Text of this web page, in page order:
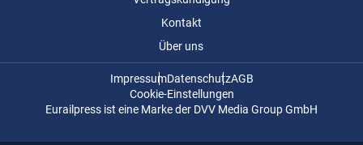
Kontakt
Über uns
ImpressumDatenschutzAGB
Cookie-Einstellungen
Eurailpress ist eine Marke der DVV Media Group GmbH